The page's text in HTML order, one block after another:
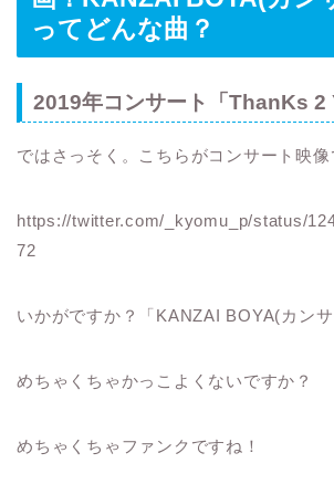
ってどんな曲？
2019年コンサート「ThanKs 2
ではさっそく。こちらがコンサート映像
https://twitter.com/_kyomu_p/status/
72
いかがですか？「KANZAI BOYA(カンサ
めちゃくちゃかっこよくないですか？
めちゃくちゃファンクですね！